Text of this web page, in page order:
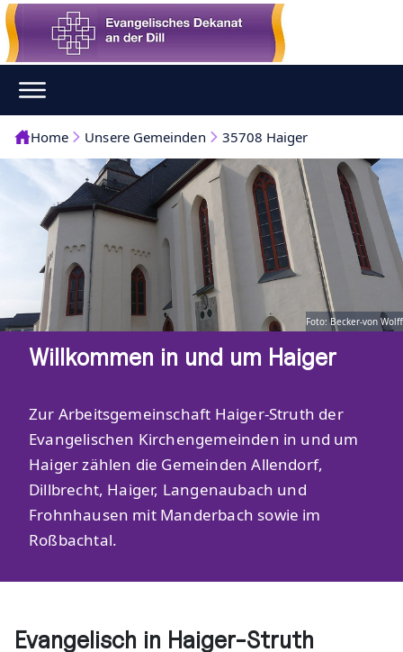
Home Unsere Gemeinden 35708 Haiger
Foto: Becker-von Wolff
Willkommen in und um Haiger
Zur Arbeitsgemeinschaft Haiger-Struth der
Evangelischen Kirchengemeinden in und um
Haiger zählen die Gemeinden Allendorf,
Dillbrecht, Haiger, Langenaubach und
Frohnhausen mit Manderbach sowie im
Roßbachtal.
Evangelisch in Haiger-Struth